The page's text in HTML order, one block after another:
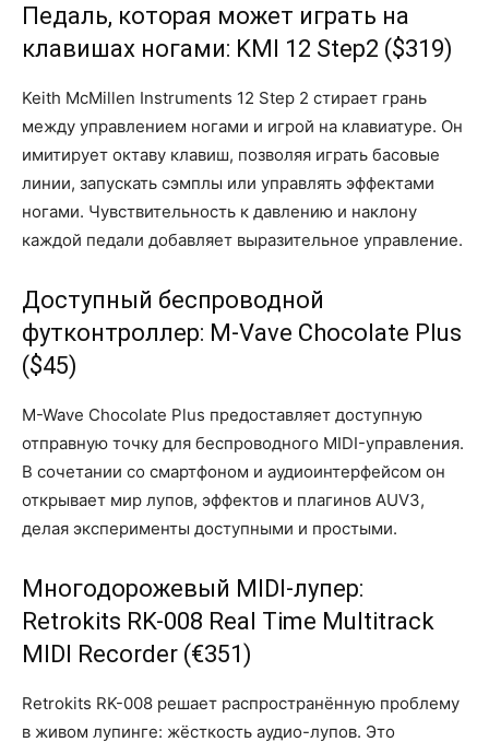
Педаль, которая может играть на
клавишах ногами: KMI 12 Step2 ($319)
Keith McMillen Instruments 12 Step 2 стирает грань
между управлением ногами и игрой на клавиатуре. Он
имитирует октаву клавиш, позволяя играть басовые
линии, запускать сэмплы или управлять эффектами
ногами. Чувствительность к давлению и наклону
каждой педали добавляет выразительное управление.
Доступный беспроводной
футконтроллер: M-Vave Chocolate Plus
($45)
M-Wave Chocolate Plus предоставляет доступную
отправную точку для беспроводного MIDI-управления.
В сочетании со смартфоном и аудиоинтерфейсом он
открывает мир лупов, эффектов и плагинов AUV3,
делая эксперименты доступными и простыми.
Многодорожевый MIDI-лупер:
Retrokits RK-008 Real Time Multitrack
MIDI Recorder (€351)
Retrokits RK-008 решает распространённую проблему
в живом лупинге: жёсткость аудио-лупов. Это